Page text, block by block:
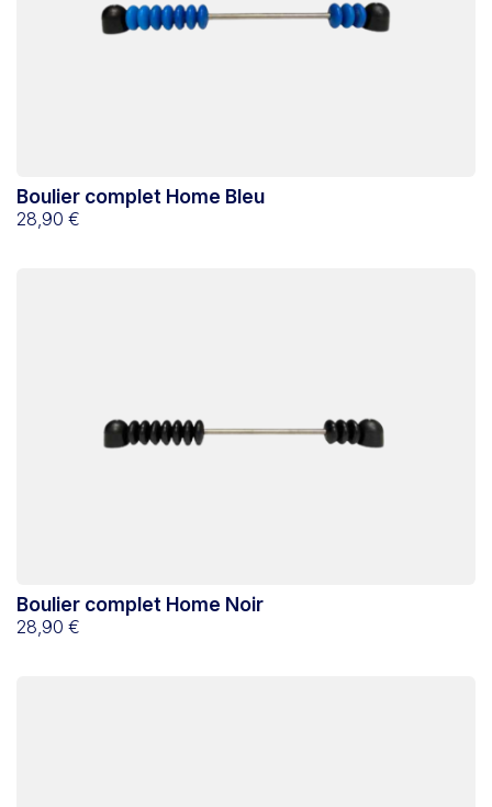
Boulier complet Home Bleu
28,90 €
Boulier complet Home Noir
28,90 €